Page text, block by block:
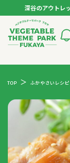
深谷のアウトレ
スポッ
イベン
体験
TOP ふかやさいレシピ